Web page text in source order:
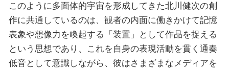
このように多面体的宇宙を形成してきた北川健次の創
作に共通しているのは、観者の内面に働きかけて記憶
表象や想像力を喚起する「装置」として作品を捉える
という思想であり、これを自身の表現活動を貫く通奏
低音として意識しながら、彼はさまざまなメディアを